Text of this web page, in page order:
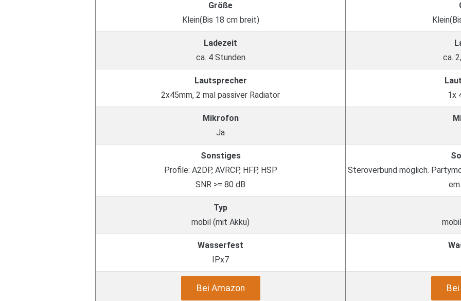
Größe
Klein(Bis 18 cm breit)
Ladezeit
ca. 4 Stunden
ca.
Lautsprecher
2x45mm, 2 mal passiver Radiator
1x
Mikrofon
Ja
Sonstiges
Profile: A2DP, AVRCP, HFP, HSP
SNR >= 80 dB
Steroverbund möglich.
Typ
mobil (mit Akku)
Wasserfest
IPx7
Bei Amazon